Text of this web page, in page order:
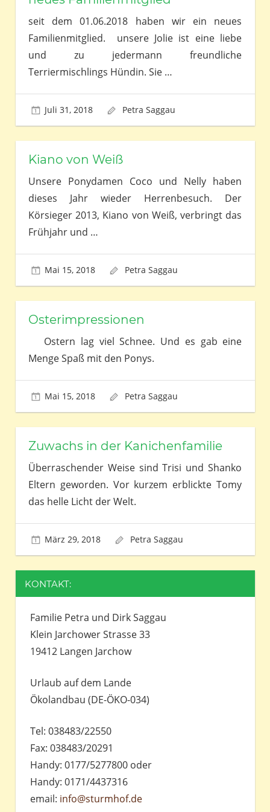
seit dem 01.06.2018 haben wir ein neues
Familienmitglied. unsere Jolie ist eine liebe
und zu jedermann freundliche
Terriermischlings Hündin. Sie …
Juli 31, 2018 Petra Saggau
Kiano von Weiß
Unsere Ponydamen Coco und Nelly haben
dieses Jahr wieder Herrenbesuch. Der
Körsieger 2013, Kiano von Weiß, verbringt das
Frühjahr und …
Mai 15, 2018 Petra Saggau
Osterimpressionen
Ostern lag viel Schnee. Und es gab eine
Menge Spaß mit den Ponys.
Mai 15, 2018 Petra Saggau
Zuwachs in der Kanichenfamilie
Überraschender Weise sind Trisi und Shanko
Eltern geworden. Vor kurzem erblickte Tomy
das helle Licht der Welt.
März 29, 2018 Petra Saggau
KONTAKT:
Familie Petra und Dirk Saggau
Klein Jarchower Strasse 33
19412 Langen Jarchow
Urlaub auf dem Lande
Ökolandbau (DE-ÖKO-034)
Tel: 038483/22550
Fax: 038483/20291
Handy: 0177/5277800 oder
Handy: 0171/4437316
email: info@sturmhof.de